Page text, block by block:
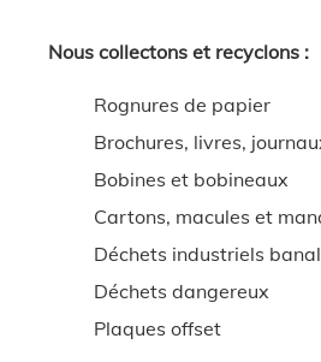
Nous collectons et recyclons :
Rognures de papier
Brochures, livres,
Bobines et bobineaux
Cartons, macules et
Déchets industriels
Déchets dangereux
Plaques offset